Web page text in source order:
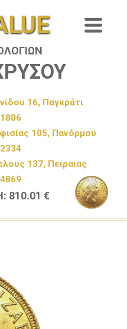
16, Παγκράτι
105, Πανόρμου
137, Πειραιας
810.01 €